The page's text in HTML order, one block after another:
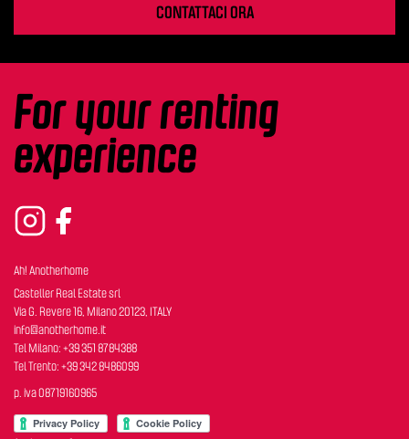
CONTATTACI ORA
For your renting
experience
Ah! Anotherhome
Casteller Real Estate srl
Via G. Revere 16, Milano 20123, ITALY
info@anotherhome.it
Tel Milano: +39 351 8784388
Tel Trento: +39 342 8486099
p. iva 08719160965